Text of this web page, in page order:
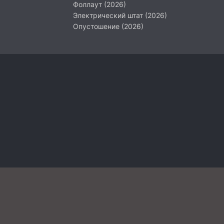
Фоллаут (2026)
Электрический штат (2026)
Опустошение (2026)